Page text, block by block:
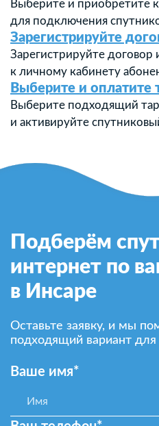
Выберите и приобретите
для подключения
Зарегистрируйте
Зарегистрируйте договор
к личному кабинету
Выберите и оплатите
Выберите подходящий
и активируйте
Подберём
интернет по
в Инсаре
Оставьте заявку, и мы
подходящий вариант для
Ваше имя*